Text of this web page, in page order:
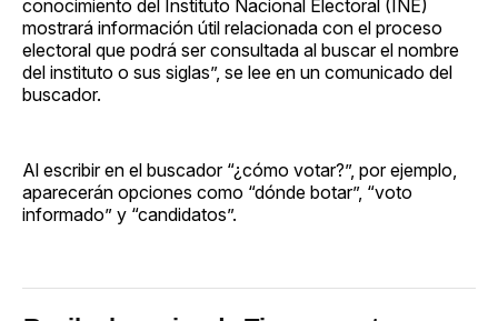
conocimiento del Instituto Nacional Electoral (INE)
mostrará información útil relacionada con el proceso
electoral que podrá ser consultada al buscar el nombre
del instituto o sus siglas”, se lee en un comunicado del
buscador.
Al escribir en el buscador “¿cómo votar?”, por ejemplo,
aparecerán opciones como “dónde botar”, “voto
informado” y “candidatos”.